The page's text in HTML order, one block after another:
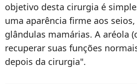
objetivo desta cirurgia é
uma aparência firme aos
glândulas mamárias. A aréola
recuperar suas funções
depois da cirurgia".